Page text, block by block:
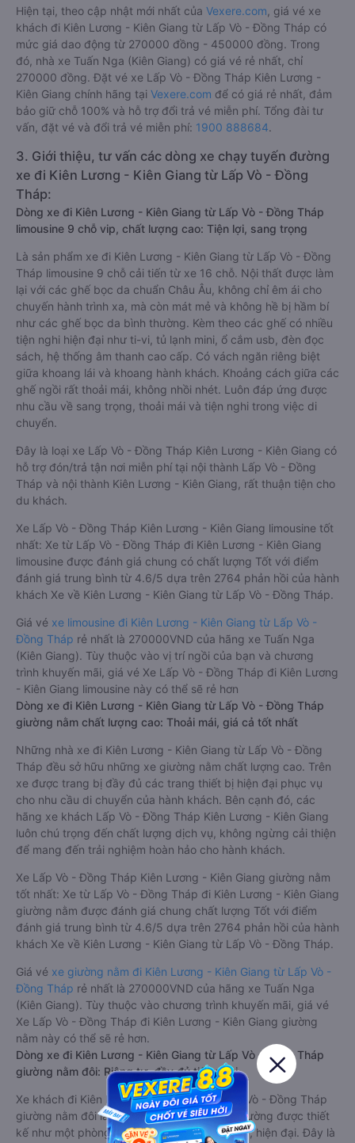
Hiện tại, theo cập nhật mới nhất của Vexere.com , giá vé xe
khách đi Kiên Lương - Kiên Giang từ Lấp Vò - Đồng Tháp có
mức giá dao động từ 270000 đồng - 450000 đồng. Trong
đó, nhà xe Tuấn Nga (Kiên Giang) có giá vé rẻ nhất, chỉ
270000 đồng. Đặt vé xe Lấp Vò - Đồng Tháp Kiên Lương -
Kiên Giang chính hãng tại Vexere.com để có giá rẻ nhất, đảm
bảo giữ chỗ 100% và hỗ trợ đổi trả vé miễn phí. Tổng đài tư
vấn, đặt vé và đổi trả vé miễn phí: 1900 888684.
3. Giới thiệu, tư vấn các dòng xe chạy tuyến đường
xe đi Kiên Lương - Kiên Giang từ Lấp Vò - Đồng
Tháp:
Dòng xe đi Kiên Lương - Kiên Giang từ Lấp Vò - Đồng Tháp
limousine 9 chỗ vip, chất lượng cao: Tiện lợi, sang trọng
Là sản phẩm xe đi Kiên Lương - Kiên Giang từ Lấp Vò - Đồng
Tháp limousine 9 chỗ cải tiến từ xe 16 chỗ. Nội thất được làm
lại với các ghế bọc da chuẩn Châu Âu, không chỉ êm ái cho
chuyến hành trình xa, mà còn mát mẻ và không hề bị hầm bí
như các ghế bọc da bình thường. Kèm theo các ghế có nhiều
tiện nghi hiện đại như ti-vi, tủ lạnh mini, ổ cắm usb, đèn đọc
sách, hệ thống âm thanh cao cấp. Có vách ngăn riêng biệt
giữa khoang lái và khoang hành khách. Khoảng cách giữa các
ghế ngồi rất thoải mái, không nhồi nhét. Luôn đáp ứng được
nhu cầu về sang trọng, thoải mái và tiện nghi trong việc di
chuyển.
Đây là loại xe Lấp Vò - Đồng Tháp Kiên Lương - Kiên Giang có
hỗ trợ đón/trả tận nơi miễn phí tại nội thành Lấp Vò - Đồng
Tháp và nội thành Kiên Lương - Kiên Giang, rất thuận tiện cho
du khách.
Xe Lấp Vò - Đồng Tháp Kiên Lương - Kiên Giang limousine tốt
nhất: Xe từ Lấp Vò - Đồng Tháp đi Kiên Lương - Kiên Giang
limousine được đánh giá chung có chất lượng Tốt với điểm
đánh giá trung bình từ 4.6/5 dựa trên 2764 phản hồi của hành
khách Xe về Kiên Lương - Kiên Giang từ Lấp Vò - Đồng Tháp.
Giá vé xe limousine đi Kiên Lương - Kiên Giang từ Lấp Vò -
Đồng Tháp rẻ nhất là 270000VND của hãng xe Tuấn Nga
(Kiên Giang). Tùy thuộc vào vị trí ngồi của bạn và chương
trình khuyến mãi, giá vé Xe Lấp Vò - Đồng Tháp đi Kiên Lương
- Kiên Giang limousine này có thể sẽ rẻ hơn
Dòng xe đi Kiên Lương - Kiên Giang từ Lấp Vò - Đồng Tháp
giường nằm chất lượng cao: Thoải mái, giá cả tốt nhất
Những nhà xe đi Kiên Lương - Kiên Giang từ Lấp Vò - Đồng
Tháp đều sở hữu những xe giường nằm chất lượng cao. Trên
xe được trang bị đầy đủ các trang thiết bị hiện đại phục vụ
cho nhu cầu di chuyển của hành khách. Bên cạnh đó, các
hãng xe khách Lấp Vò - Đồng Tháp Kiên Lương - Kiên Giang
luôn chú trọng đến chất lượng dịch vụ, không ngừng cải thiện
để mang đến trải nghiệm hoàn hảo cho hành khách.
Xe Lấp Vò - Đồng Tháp Kiên Lương - Kiên Giang giường nằm
tốt nhất: Xe từ Lấp Vò - Đồng Tháp đi Kiên Lương - Kiên Giang
giường nằm được đánh giá chung chất lượng Tốt với điểm
đánh giá trung bình từ 4.6/5 dựa trên 2764 phản hồi của hành
khách Xe về Kiên Lương - Kiên Giang từ Lấp Vò - Đồng Tháp.
Giá vé xe giường nằm đi Kiên Lương - Kiên Giang từ Lấp Vò -
Đồng Tháp rẻ nhất là 270000VND của hãng xe Tuấn Nga
(Kiên Giang). Tùy thuộc vào chương trình khuyến mãi, giá vé
Xe Lấp Vò - Đồng Tháp đi Kiên Lương - Kiên Giang giường
nằm này có thể sẽ rẻ hơn.
Dòng xe đi Kiên Lương - Kiên Giang từ Lấp Vò - Đồng Tháp
giường nằm đôi: Riêng tư, đầy đủ tiện nghi
Xe khách đi Kiên Lương - Kiên Giang từ Lấp Vò - Đồng Tháp
giường nằm đôi là loại xe đặc biệt. Với mỗi giường được thiết
kế như một phòng ngủ khách sạn sang trọng, hiện đại. Đây là